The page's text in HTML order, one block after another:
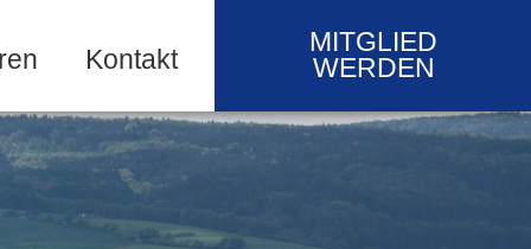
Kontakt
MITGLIED
WERDEN